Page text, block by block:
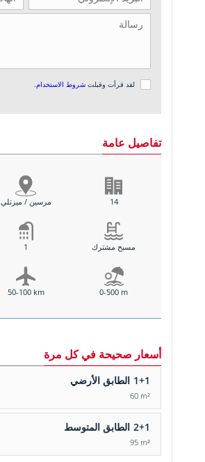
لقد قرأت وقبلت شروط الاستخدام.
تفاصيل عامة
مرسين / ميزتلي 14
1 مسبح مشترك
50-100 km 0-500 m
أسعار صحيحة في كل مرة
1+1 الطابق الأرضي
60 m²
2+1 الطابق المتوسط
95 m²